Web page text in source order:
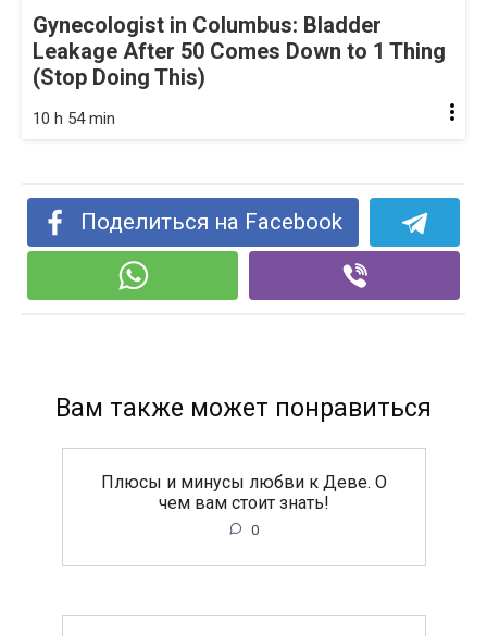
Gynecologist in Columbus: Bladder
Leakage After 50 Comes Down to 1 Thing
(Stop Doing This)
10 h 54 min
Поделиться на Facebook
Вам также может понравиться
Плюсы и минусы любви к Деве. О
чем вам стоит знать!
0